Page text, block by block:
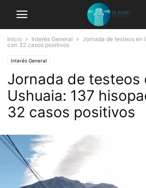
Inicio Interés General
Jornada de testeos en
con 32 casos positivos
Interés General
Jornada de testeos
Ushuaia: 137
32 casos positivos